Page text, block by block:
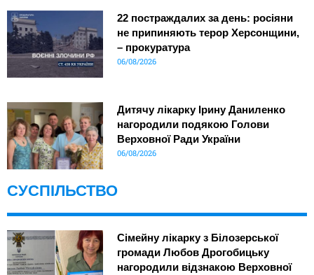
22 постраждалих за день: росіяни
не припиняють терор Херсонщини,
– прокуратура
06/08/2026
Дитячу лікарку Ірину Даниленко
нагородили подякою Голови
Верховної Ради України
06/08/2026
СУСПІЛЬСТВО
Сімейну лікарку з Білозерської
громади Любов Дрогобицьку
нагородили відзнакою Верховної